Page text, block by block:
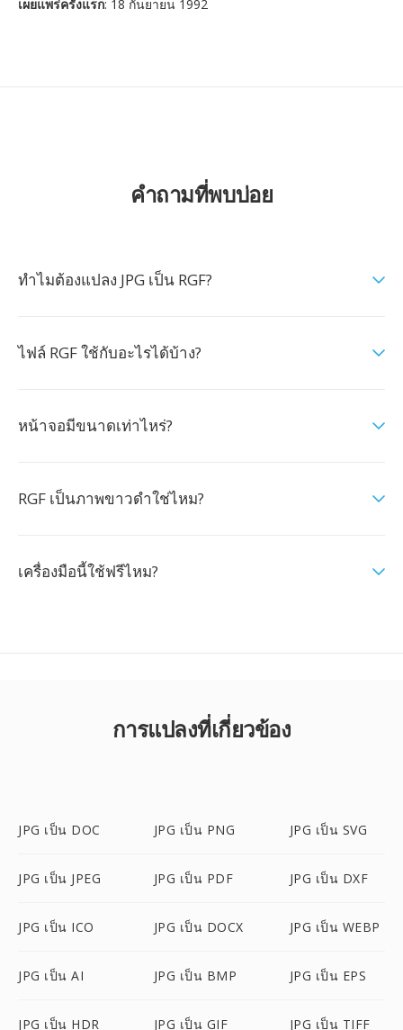
เผยแพร่ครั้งแรก: 18 กันยายน 1992
คำถามที่พบบ่อย
ทำไมต้องแปลง JPG เป็น RGF?
ไฟล์ RGF ใช้กับอะไรได้บ้าง?
หน้าจอมีขนาดเท่าไหร่?
RGF เป็นภาพขาวดำใช่ไหม?
เครื่องมือนี้ใช้ฟรีไหม?
การแปลงที่เกี่ยวข้อง
JPG เป็น DOC JPG เป็น PNG JPG เป็น SVG
JPG เป็น JPEG JPG เป็น PDF JPG เป็น DXF
JPG เป็น ICO JPG เป็น DOCX JPG เป็น WEBP
JPG เป็น AI JPG เป็น BMP JPG เป็น EPS
JPG เป็น HDR JPG เป็น GIF JPG เป็น TIFF